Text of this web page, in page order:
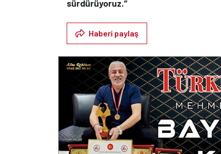
sürdürüyoruz.”
Haberi paylaş